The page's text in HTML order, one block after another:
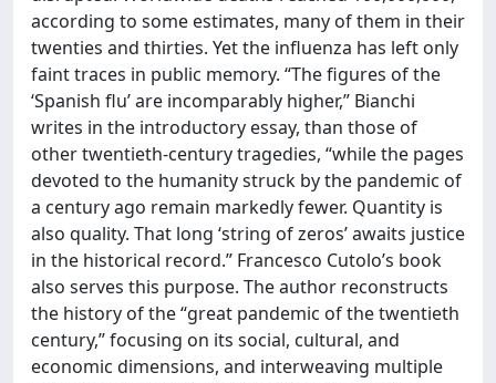
according to some estimates, many of them in their
twenties and thirties. Yet the influenza has left only
faint traces in public memory. “The figures of the
‘Spanish flu’ are incomparably higher,” Bianchi
writes in the introductory essay, than those of
other twentieth-century tragedies, “while the pages
devoted to the humanity struck by the pandemic of
a century ago remain markedly fewer. Quantity is
also quality. That long ‘string of zeros’ awaits justice
in the historical record.” Francesco Cutolo’s book
also serves this purpose. The author reconstructs
the history of the “great pandemic of the twentieth
century,” focusing on its social, cultural, and
economic dimensions, and interweaving multiple